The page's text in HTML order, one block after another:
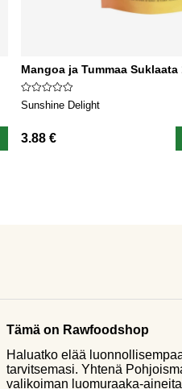
Mangoa ja Tummaa Suklaata
Sunshine Delight
3.88 €
Tämä on Rawfoodshop
Haluatko elää
tarvitsemasi. Yhtenä
valikoiman luomuraaka-